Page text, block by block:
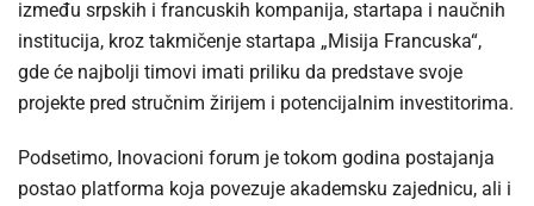
između srpskih i francuskih kompanija, startapa i naučnih
institucija, kroz takmičenje startapa „Misija Francuska“,
gde će najbolji timovi imati priliku da predstave svoje
projekte pred stručnim žirijem i potencijalnim investitorima.
Podsetimo, Inovacioni forum je tokom godina postajanja
postao platforma koja povezuje akademsku zajednicu, ali i